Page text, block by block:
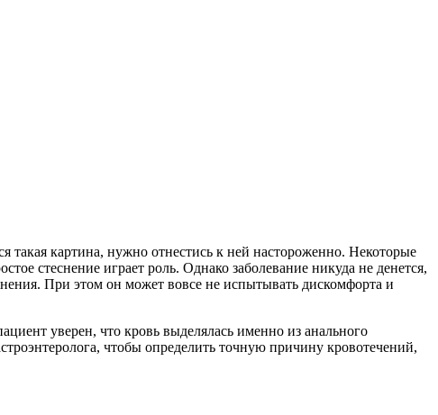
такая картина, нужно отнестись к ней настороженно. Некоторые
стеснение играет роль. Однако заболевание никуда не денется,
При этом он может вовсе не испытывать дискомфорта и
уверен, что кровь выделялась именно из анального
чтобы определить точную причину кровотечений,